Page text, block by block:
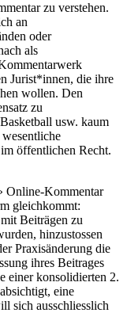
zu verstehen.
an
oder
als
Jurist*innen, die ihre
wollen. Den
zu
usw. kaum
öffentlichen Recht.
Online-Kommentar
gleichkommt:
Beiträgen zu
hinzustossen
Praxisänderung die
ihres Beitrages
einer konsolidierten 2.
eine
sich ausschliesslich